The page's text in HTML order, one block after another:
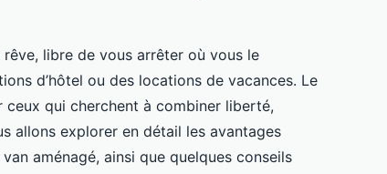
libre de vous arrêter où vous le
d’hôtel ou des locations de vacances. Le
qui cherchent à combiner liberté,
allons explorer en détail les avantages
aménagé, ainsi que quelques conseils